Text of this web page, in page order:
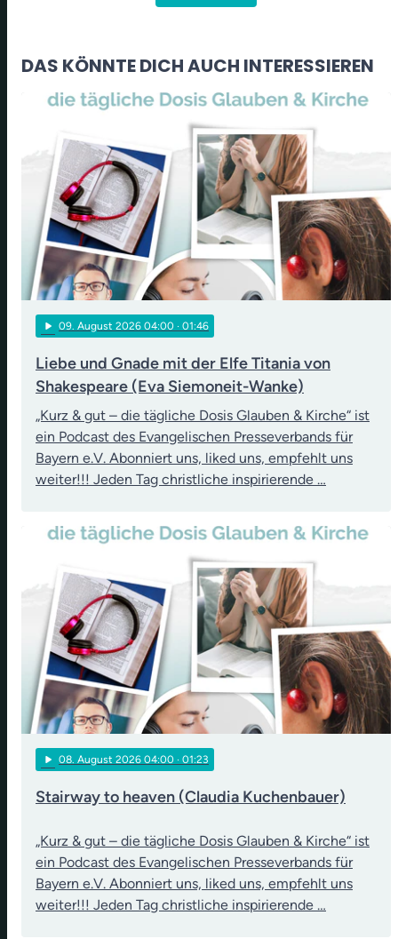
DAS KÖNNTE DICH AUCH INTERESSIEREN
play_arrow 09. August 2026 04:00 · 01:46
Liebe und Gnade mit der Elfe Titania von
Shakespeare (Eva Siemoneit-Wanke)
„Kurz & gut – die tägliche Dosis Glauben & Kirche“ ist
ein Podcast des Evangelischen Presseverbands für
Bayern e.V. Abonniert uns, liked uns, empfehlt uns
weiter!!! Jeden Tag christliche inspirierende …
play_arrow 08. August 2026 04:00 · 01:23
Stairway to heaven (Claudia Kuchenbauer)
„Kurz & gut – die tägliche Dosis Glauben & Kirche“ ist
ein Podcast des Evangelischen Presseverbands für
Bayern e.V. Abonniert uns, liked uns, empfehlt uns
weiter!!! Jeden Tag christliche inspirierende …